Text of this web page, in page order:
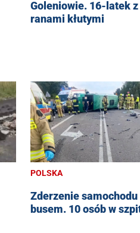
Goleniowie. 16-latek z
ranami kłutymi
POLSKA
Zderzenie samochodu
busem. 10 osób w